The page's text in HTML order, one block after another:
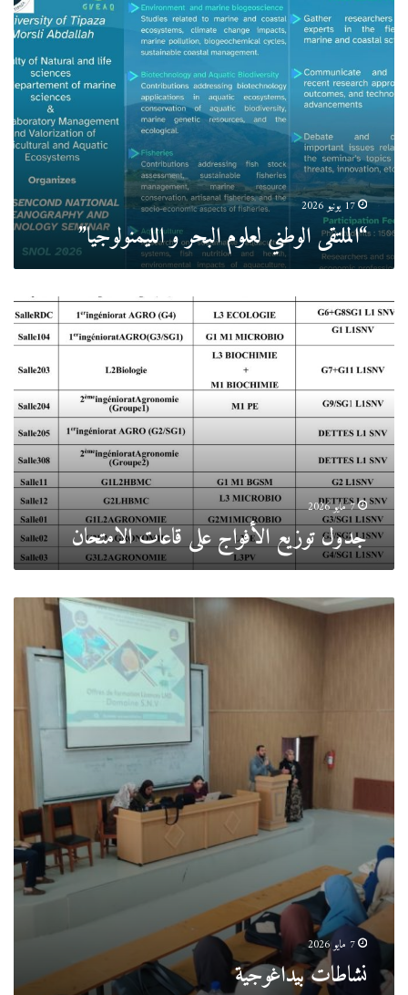
الوطني
لعلوم
و
الليمنولوجيا”
17 يونيو 2026
“الملتقى الوطني لعلوم البحر و الليمنولوجيا”
جدول
توزيع
الأفواج
على
الامتحان
7 مايو 2026
جدول توزيع الأفواج على قاعات الامتحان
نشاطات
بيداغوجية
7 مايو 2026
نشاطات بيداغوجية